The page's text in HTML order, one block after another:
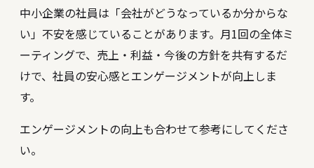
中小企業の社員は「会社がどうなっているか分からな
い」不安を感じていることがあります。月1回の全体ミ
ーティングで、売上・利益・今後の方針を共有するだ
けで、社員の安心感とエンゲージメントが向上しま
す。
エンゲージメントの向上も合わせて参考にしてくださ
い。